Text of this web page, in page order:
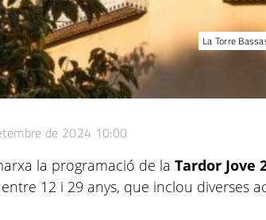
La Torre
de 2024 10:00
la programació de laTardor Jove
12 i 29 anys, que inclou diverses